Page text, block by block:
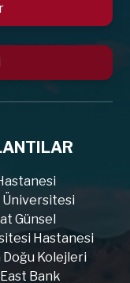
Üniversitesi
Günsel
Hastanesi
Doğu Kolejleri
Bank